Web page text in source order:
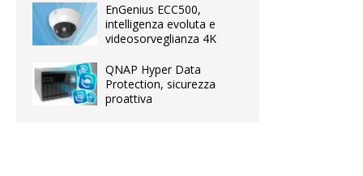
EnGenius ECC500,
intelligenza evoluta e
videosorveglianza 4K
QNAP Hyper Data
Protection, sicurezza
proattiva